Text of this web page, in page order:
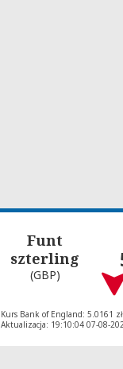
Funt
szterling
(GBP)
Kurs Bank of England: 5.0161 zł
Aktualizacja: 19:10:04 07-08-